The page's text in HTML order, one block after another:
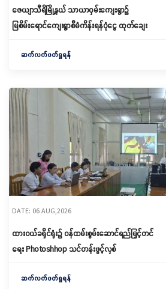
ဇေယျာသီရိမြို့နယ် သာယာဝှမ်းကျေးရွာ၌
မြစိမ်းရောင်ကျေးရွာစီမံကိန်းရန်ပုံငွေ ထုတ်ချေး
ဆက်လက်ဖတ်ရှုရန်
DATE: 06 AUG,2026
ထားဝယ်ခရိုင်ရုံး၌ ဝန်ထမ်းစွမ်းဆောင်ရည်မြှင့်တင်
ရေး Photoshhop သင်တန်းဖွင့်လှစ်
ဆက်လက်ဖတ်ရှုရန်